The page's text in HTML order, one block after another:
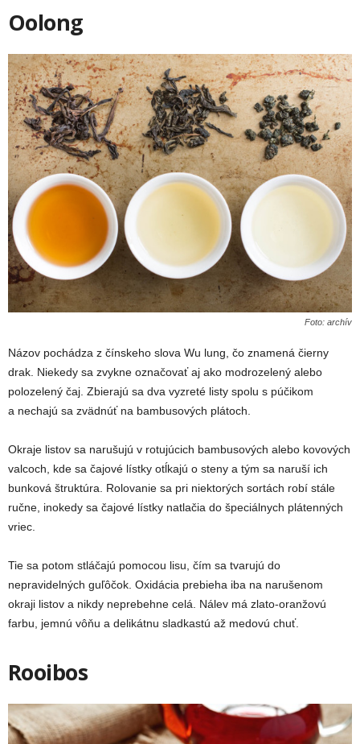
Oolong
Foto: archív
Názov pochádza z čínskeho slova Wu lung, čo znamená čierny
drak. Niekedy sa zvykne označovať aj ako modrozelený alebo
polozelený čaj. Zbierajú sa dva vyzreté listy spolu s púčikom
a nechajú sa zvädnúť na bambusových plátoch.
Okraje listov sa narušujú v rotujúcich bambusových alebo kovových
valcoch, kde sa čajové lístky otĺkajú o steny a tým sa naruší ich
bunková štruktúra. Rolovanie sa pri niektorých sortách robí stále
ručne, inokedy sa čajové lístky natlačia do špeciálnych plátenných
vriec.
Tie sa potom stláčajú pomocou lisu, čím sa tvarujú do
nepravidelných guľôčok. Oxidácia prebieha iba na narušenom
okraji listov a nikdy neprebehne celá. Nálev má zlato-oranžovú
farbu, jemnú vôňu a delikátnu sladkastú až medovú chuť.
Rooibos